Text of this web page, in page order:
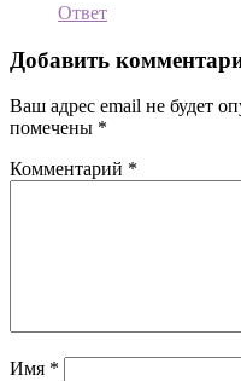
Ответ
Добавить
Ваш адрес email не будет
помечены *
Комментарий *
Имя *